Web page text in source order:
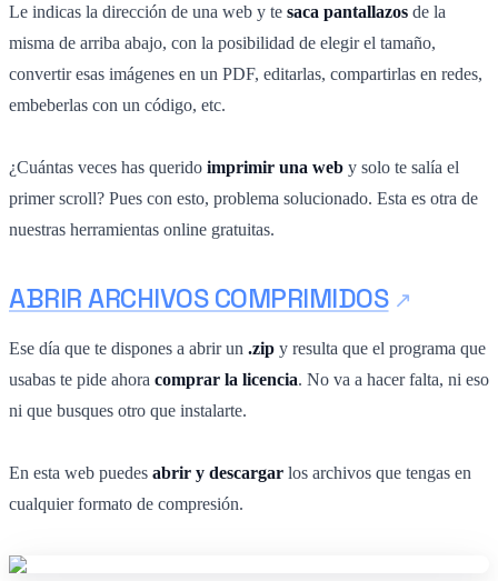
Le indicas la dirección de una web y te saca pantallazos de la
misma de arriba abajo, con la posibilidad de elegir el tamaño,
convertir esas imágenes en un PDF, editarlas, compartirlas en redes,
embeberlas con un código, etc.
¿Cuántas veces has querido imprimir una web y solo te salía el
primer scroll? Pues con esto, problema solucionado. Esta es otra de
nuestras herramientas online gratuitas.
ABRIR ARCHIVOS COMPRIMIDOS
Ese día que te dispones a abrir un .zip y resulta que el programa que
usabas te pide ahora comprar la licencia. No va a hacer falta, ni eso
ni que busques otro que instalarte.
En esta web puedes abrir y descargar los archivos que tengas en
cualquier formato de compresión.